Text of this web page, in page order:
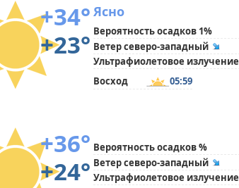
+34°
+23°
Ясно
Вероятность осадков 1%
Ветер северо-западный
Ультрафиолетовое излучение
Восход
05:59
+36°
+24°
Вероятность осадков %
Ветер северо-западный
Ультрафиолетовое излучение